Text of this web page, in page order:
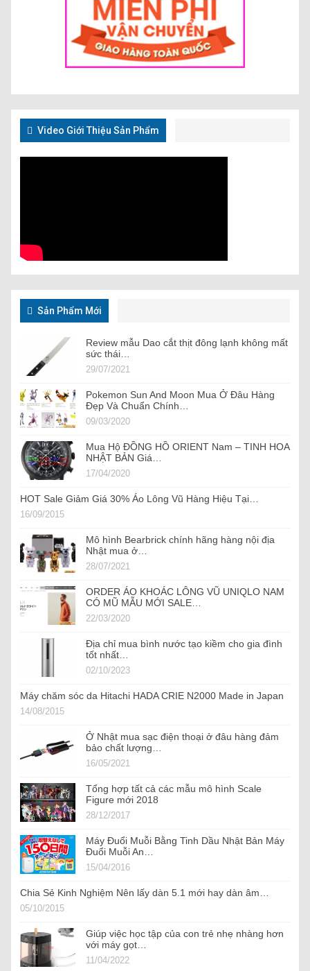
Video Giới Thiệu Sản Phẩm
Sản Phẩm Mới
Review mẫu Dao cắt thịt đông lạnh không mất
sức thái…
29/07/2021
Pokemon Sun And Moon Mua Ở Đâu Hàng
Đẹp Và Chuẩn Chính…
09/03/2020
Mua Hộ ĐỒNG HỒ ORIENT Nam – TINH HOA
NHẬT BẢN Giá…
17/04/2020
HOT Sale Giảm Giá 30% Áo Lông Vũ Hàng Hiệu Tại…
16/09/2015
Mô hình Bearbrick chính hãng hàng nội địa
Nhật mua ở…
28/07/2021
ORDER ÁO KHOÁC LÔNG VŨ UNIQLO NAM
CÓ MŨ MẪU MỚI SALE…
22/03/2020
Địa chỉ mua bình nước tạo kiềm cho gia đình
tốt nhất…
02/10/2023
Máy chăm sóc da Hitachi HADA CRIE N2000 Made in Japan
14/08/2015
Ở Nhật mua sạc điện thoại ở đâu hàng đảm
bảo chất lượng…
16/05/2021
Tổng hợp tất cả các mẫu mô hình Scale
Figure mới 2018
28/12/2017
Máy Đuổi Muỗi Bằng Tinh Dầu Nhật Bản Máy
Đuổi Muỗi An…
15/04/2016
Chia Sẻ Kinh Nghiệm Nên lấy dàn 5.1 mới hay dàn âm…
05/10/2015
Giúp việc học tập của con trẻ nhẹ nhàng hơn
với máy gọt…
11/04/2022